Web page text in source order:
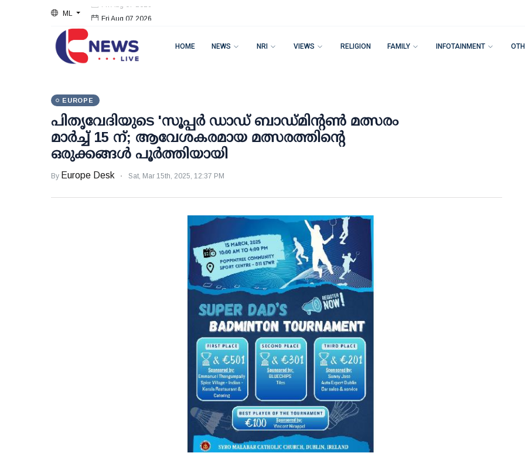
ML Fri Aug 07 2026
HOME NEWS NRI VIEWS RELIGION FAMILY INFOTAINMENT
EUROPE
പിതൃവേദിയുടെ 'സൂപ്പർ ഡാഡ് ബാഡ്മിന്റൺ മത്സരം
മാർച്ച് 15 ന്; ആവേശകരമായ മത്സരത്തിന്റെ
ഒരുക്കങ്ങൾ പൂർത്തിയായി
By Europe Desk Sat, Mar 15th, 2025, 12:37 PM